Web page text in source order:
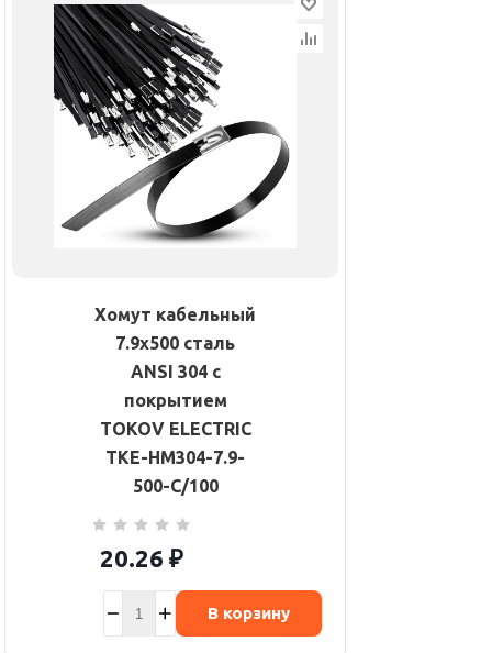
Хомут кабельный
7.9х500 сталь
ANSI 304 с
покрытием
TOKOV ELECTRIC
TKE-HM304-7.9-
500-C/100
20.26 ₽
В корзину